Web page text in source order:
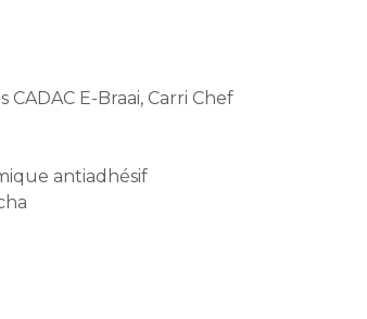
E-Braai, Carri Chef
antiadhésif